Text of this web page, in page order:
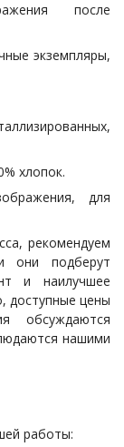
после
экземпляры,
хлопок.
для
рекомендуем
они подберут
и наилучшее
доступные цены
обсуждаются
нашими
работы: